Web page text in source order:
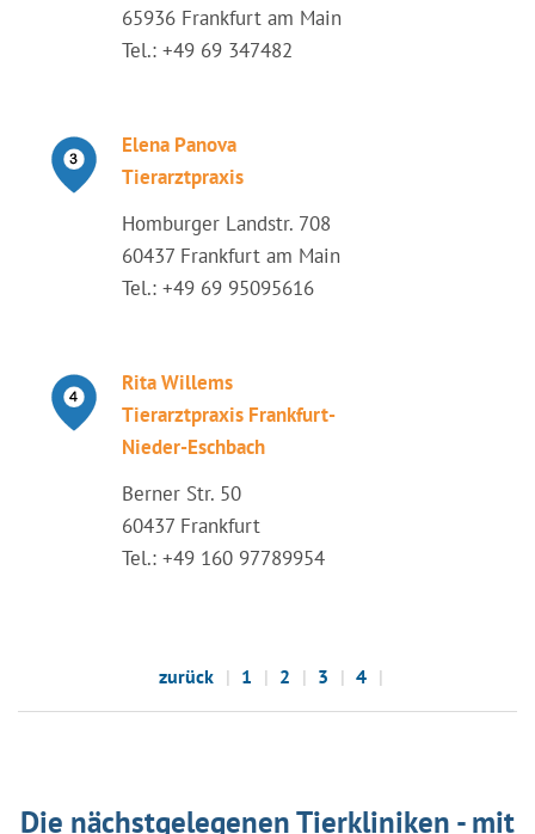
65936 Frankfurt am Main
Tel.: +49 69 347482
Elena Panova
Tierarztpraxis
Homburger Landstr. 708
60437 Frankfurt am Main
Tel.: +49 69 95095616
Rita Willems
Tierarztpraxis Frankfurt-
Nieder-Eschbach
Berner Str. 50
60437 Frankfurt
Tel.: +49 160 97789954
zurück 1 2 3 4
Die nächstgelegenen Tierkliniken - mit